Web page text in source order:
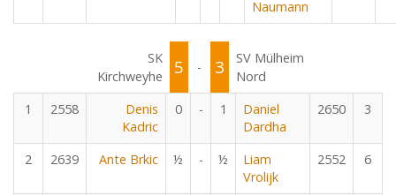
Naumann
SK
Kirchweyhe
5 - 3
SV Mülheim
Nord
1
2558
Denis
Kadric
0 - 1
Daniel
Dardha
2650 3
2 2639 Ante Brkic ½ - ½
Liam
Vrolijk
2552 6